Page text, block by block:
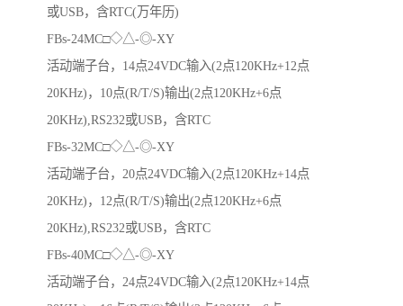
或USB，含RTC(万年历)
FBs-24MC□◇△-◎-XY
活动端子台，14点24VDC输入(2点120KHz+12点
20KHz)，10点(R/T/S)输出(2点120KHz+6点
20KHz),RS232或USB，含RTC
FBs-32MC□◇△-◎-XY
活动端子台，20点24VDC输入(2点120KHz+14点
20KHz)，12点(R/T/S)输出(2点120KHz+6点
20KHz),RS232或USB，含RTC
FBs-40MC□◇△-◎-XY
活动端子台，24点24VDC输入(2点120KHz+14点